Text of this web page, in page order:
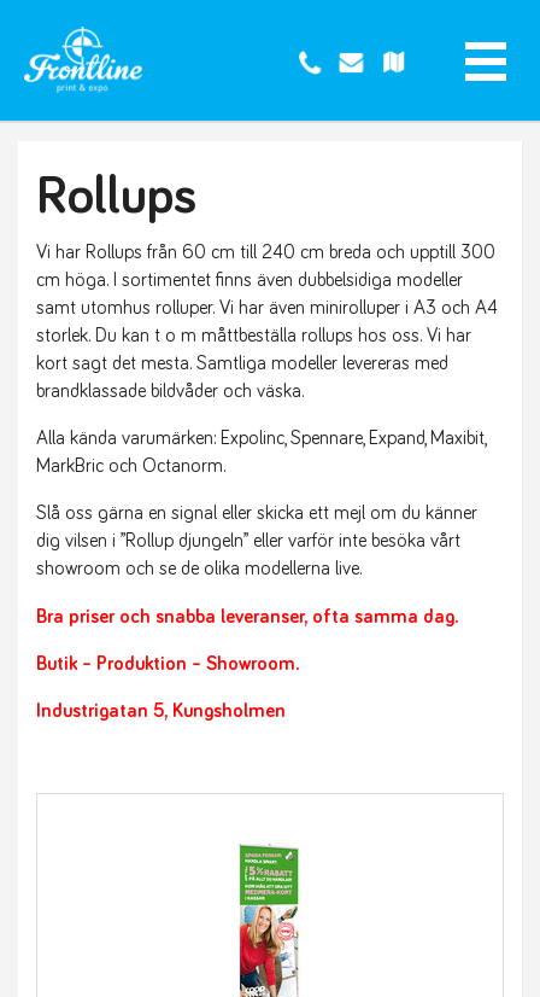
Rollups
Vi har Rollups från 60 cm till 240 cm breda och upptill 300
cm höga. I sortimentet finns även dubbelsidiga modeller
samt utomhus rolluper. Vi har även minirolluper i A3 och A4
storlek. Du kan t o m måttbeställa rollups hos oss. Vi har
kort sagt det mesta. Samtliga modeller levereras med
brandklassade bildvåder och väska.
Alla kända varumärken: Expolinc, Spennare, Expand, Maxibit,
MarkBric och Octanorm.
Slå oss gärna en signal eller skicka ett mejl om du känner
dig vilsen i ”Rollup djungeln” eller varför inte besöka vårt
showroom och se de olika modellerna live.
Bra priser och snabba leveranser, ofta samma dag.
Butik – Produktion – Showroom.
Industrigatan 5, Kungsholmen